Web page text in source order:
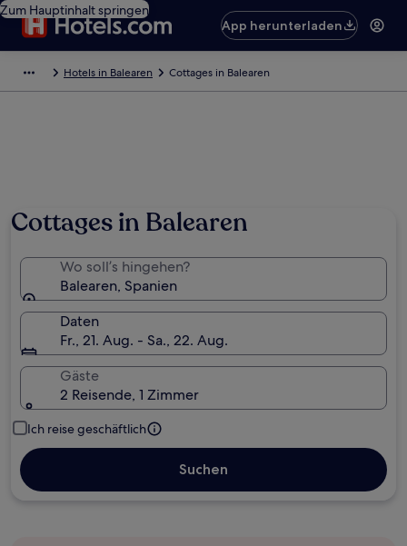
Zum Hauptinhalt springen
App herunterladen
Hotels in Balearen Cottages in Balearen
Cottages in Balearen
Wo soll’s hingehen?
Balearen, Spanien
Daten
Fr., 21. Aug. - Sa., 22. Aug.
Gäste
2 Reisende, 1 Zimmer
Ich reise geschäftlich
Suchen